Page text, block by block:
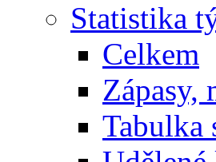
Statistika
Celkem
Zápasy,
Tabulka